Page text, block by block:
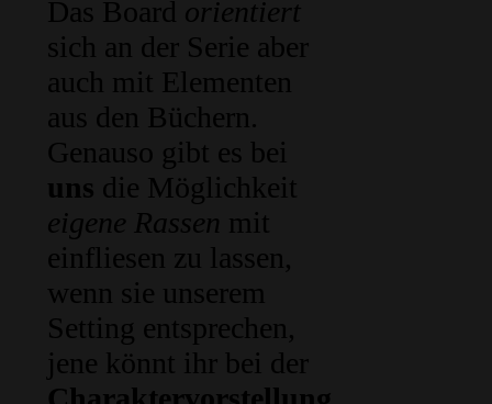
Das Board orientiert
sich an der Serie aber
auch mit Elementen
aus den Büchern.
Genauso gibt es bei
uns die Möglichkeit
eigene Rassen mit
einfliesen zu lassen,
wenn sie unserem
Setting entsprechen,
jene könnt ihr bei der